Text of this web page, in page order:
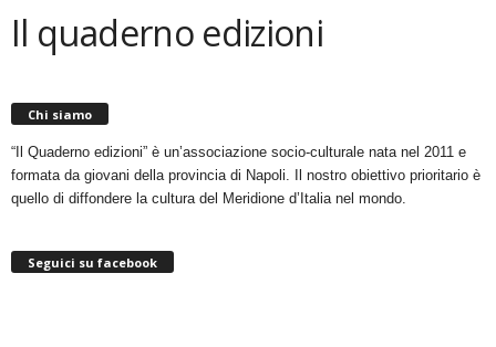
Il quaderno edizioni
Chi siamo
“Il Quaderno edizioni” è un’associazione socio-culturale nata nel 2011 e
formata da giovani della provincia di Napoli. Il nostro obiettivo prioritario è
quello di diffondere la cultura del Meridione d’Italia nel mondo.
Seguici su facebook